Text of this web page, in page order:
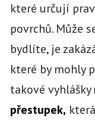
které určují
povrchů. Může
bydlíte, je
které by mohly
takové vyhlášky
přestupek,